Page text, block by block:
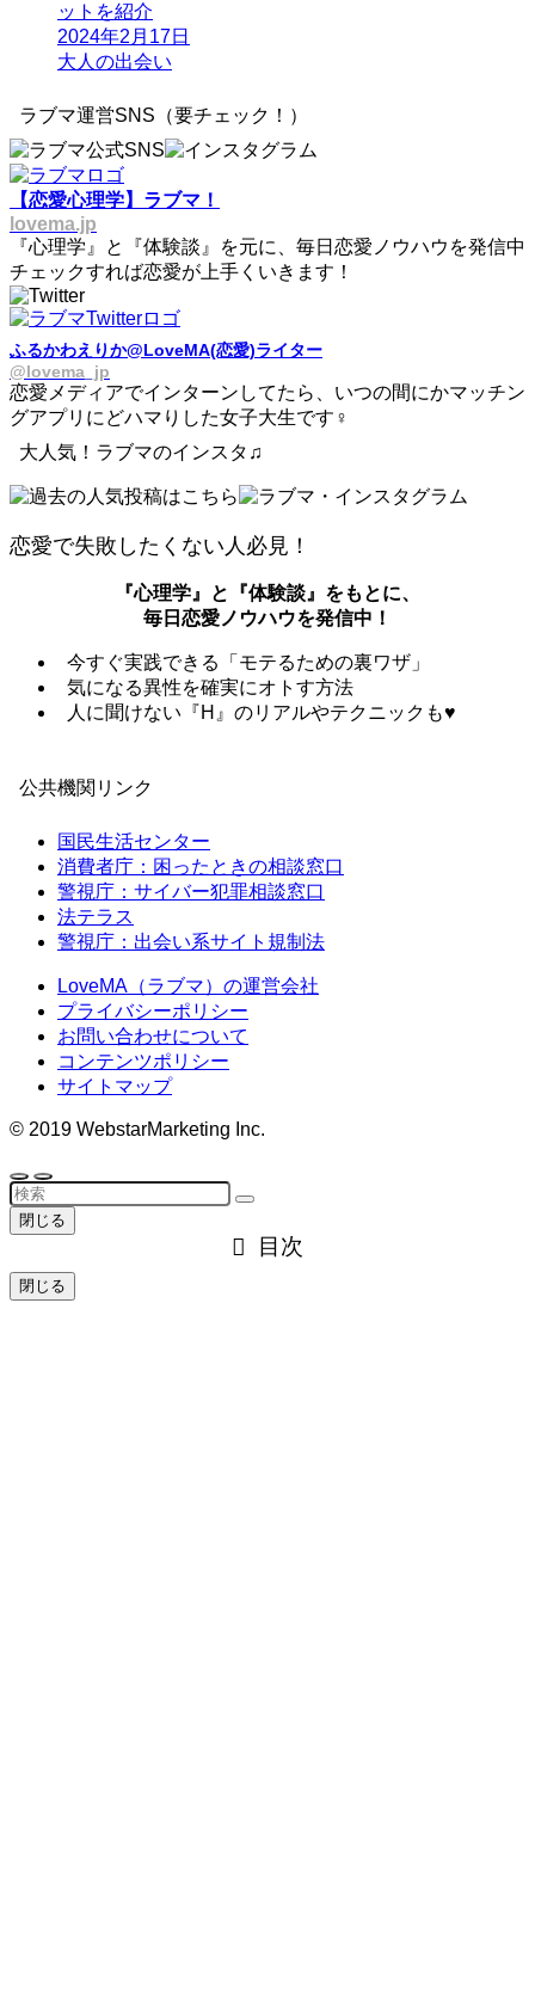
ットを紹介
2024年2月17日
大人の出会い
ラブマ運営SNS（要チェック！）
【恋愛心理学】ラブマ！
lovema.jp
『心理学』と『体験談』を元に、毎日恋愛ノウハウを発信中
チェックすれば恋愛が上手くいきます！
ふるかわえりか@LoveMA(恋愛)ライター
@lovema_jp
恋愛メディアでインターンしてたら、いつの間にかマッチン
グアプリにどハマりした女子大生です♀
大人気！ラブマのインスタ♫
恋愛で失敗したくない人必見！
『心理学』と『体験談』をもとに、
毎日恋愛ノウハウを発信中！
今すぐ実践できる「モテるための裏ワザ」
気になる異性を確実にオトす方法
人に聞けない『H』のリアルやテクニックも♥
公共機関リンク
国民生活センター
消費者庁：困ったときの相談窓口
警視庁：サイバー犯罪相談窓口
法テラス
警視庁：出会い系サイト規制法
LoveMA（ラブマ）の運営会社
プライバシーポリシー
お問い合わせについて
コンテンツポリシー
サイトマップ
© 2019 WebstarMarketing Inc.
閉じる
目次
閉じる